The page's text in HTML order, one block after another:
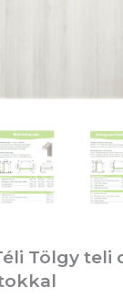
Tölgy